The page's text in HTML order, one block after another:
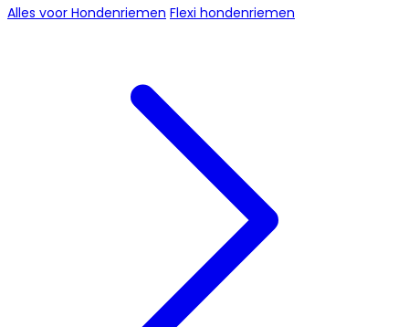
Alles voor Hondenriemen Flexi hondenriemen